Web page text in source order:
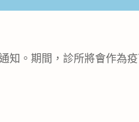
知。期間，診所將會作為